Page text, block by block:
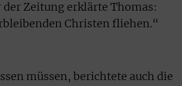
der Zeitung erklärte Thomas:
Christen fliehen.“
müssen, berichtete auch die